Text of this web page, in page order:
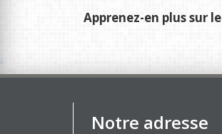
Apprenez-en plus sur le
Notre adresse